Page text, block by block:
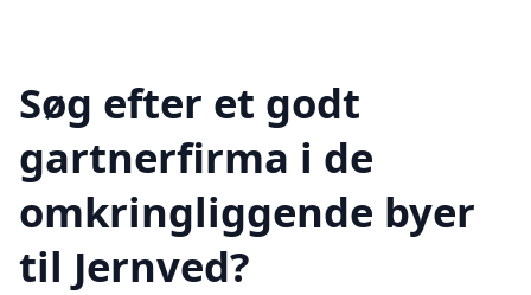
Søg efter et godt
gartnerfirma i de
omkringliggende byer
til Jernved?